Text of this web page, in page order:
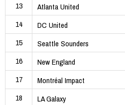
13
Atlanta United
14
DC United
15
Seattle Sounders
16
New England
17
Montréal Impact
18
LA Galaxy